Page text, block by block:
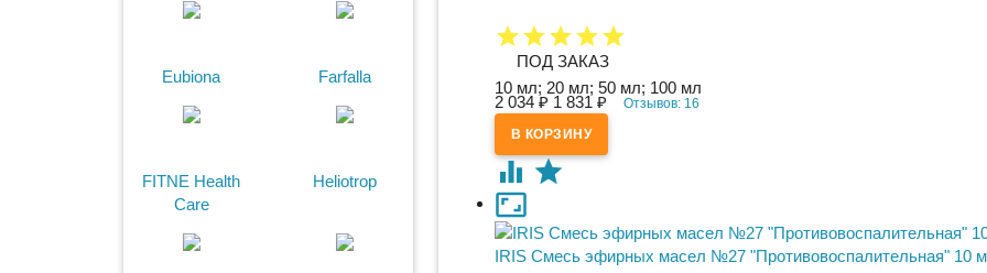
Eubiona Farfalla
FITNE Health
Care
Heliotrop
ПОД ЗАКАЗ
10 мл; 20 мл; 50 мл; 100 мл
2 034 ₽ 1 831 ₽ Отзывов: 16
IRIS Смесь эфирных масел №27 "Противовоспалительная" 10